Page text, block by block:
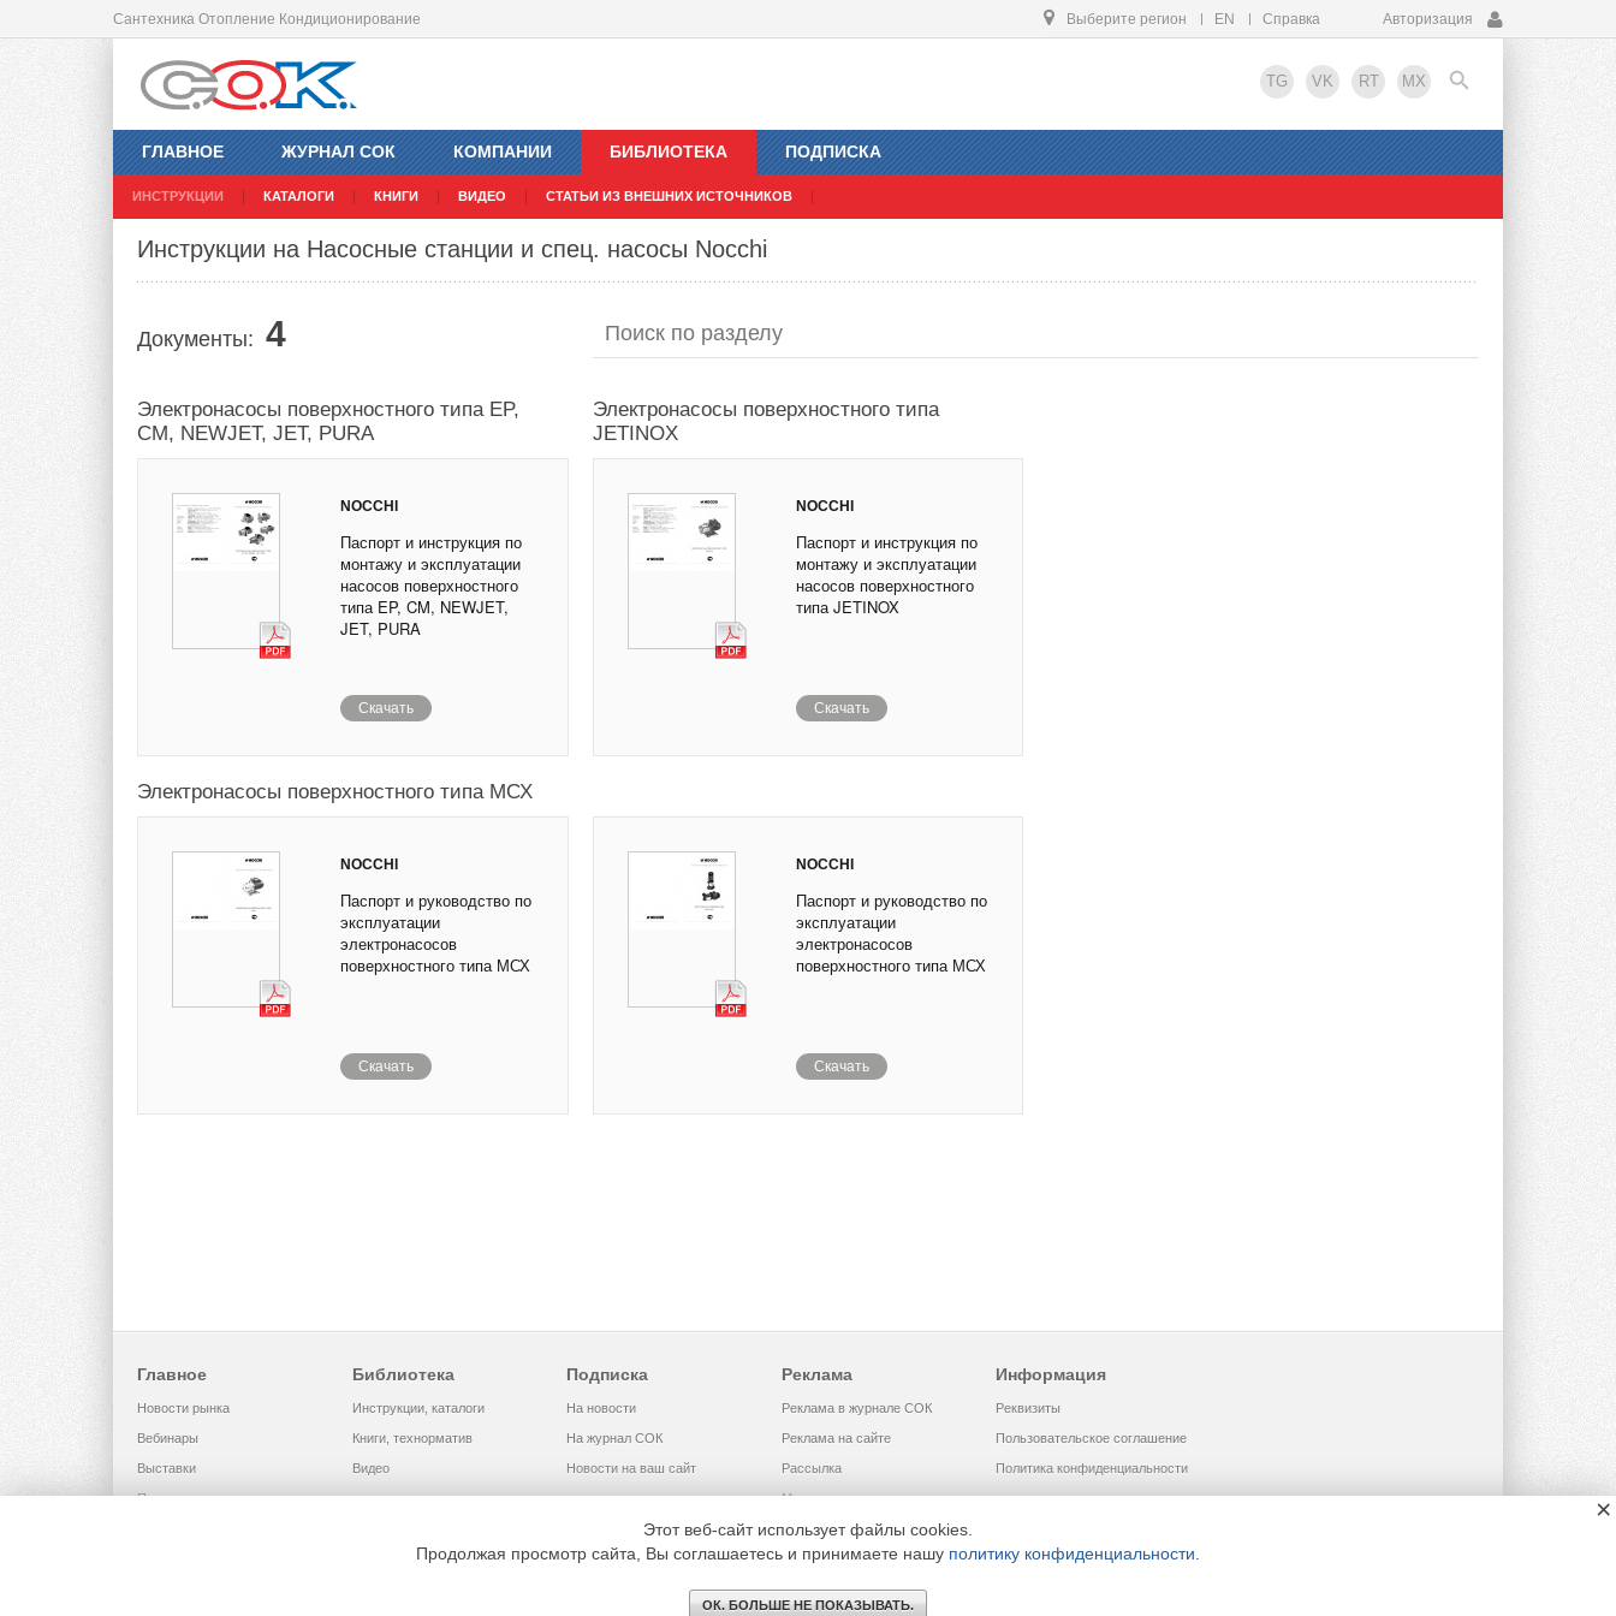
Сантехника Отопление Кондиционирование Выберите регион EN Справка Авторизация
TG VK RT MX
ГЛАВНОЕ ЖУРНАЛ СОК КОМПАНИИ БИБЛИОТЕКА
ИНСТРУКЦИИ КАТАЛОГИ КНИГИ ВИДЕО СТАТЬИ ИЗ ВНЕШНИХ ИСТОЧНИКОВ
ПОДПИСКА
Инструкции на Насосные станции и спец. насосы Nocchi
Документы: 4
Электронасосы поверхностного типа EP,
CM, NEWJET, JET, PURA
NOCCHI
Паспорт и инструкция по
монтажу и эксплуатации
насосов поверхностного
типа EP, CM, NEWJET,
JET, PURA
Скачать
Электронасосы поверхностного типа
JETINOX
NOCCHI
Паспорт и инструкция по
монтажу и эксплуатации
насосов поверхностного
типа JETINOX
Скачать
Электронасосы поверхностного типа МСХ
NOCCHI
Паспорт и руководство по
эксплуатации
электронасосов
поверхностного типа МСХ
Скачать
NOCCHI
Паспорт и руководство по
эксплуатации
электронасосов
поверхностного типа МСХ
Скачать
Главное
Новости рынка
Вебинары
Выставки
Помощь
Библиотека
Инструкции, каталоги
Книги, технорматив
Видео
Подписка
На новости
На журнал СОК
Новости на ваш сайт
Реклама
Реклама в журнале СОК
Реклама на сайте
Рассылка
Медиакит
Информация
Реквизиты
Пользовательское соглашение
Политика конфиденциальности
© 2002 - 2026 OOO Издательский дом «МЕДИА ТЕХНОЛОДЖИ» +7 (495) 665-00-00
Этот веб-сайт использует файлы cookies.
Продолжая просмотр сайта, Вы соглашаетесь и принимаете нашу политику конфиденциальности
ОК. БОЛЬШЕ НЕ ПОКАЗЫВАТЬ.
×